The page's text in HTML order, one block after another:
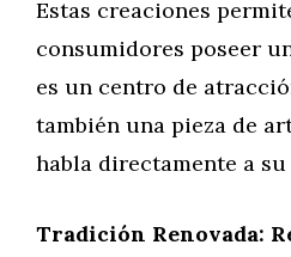
Estas creaciones
consumidores poseer
es un centro de
también una pieza de
habla directamente a
Tradición Renovada: